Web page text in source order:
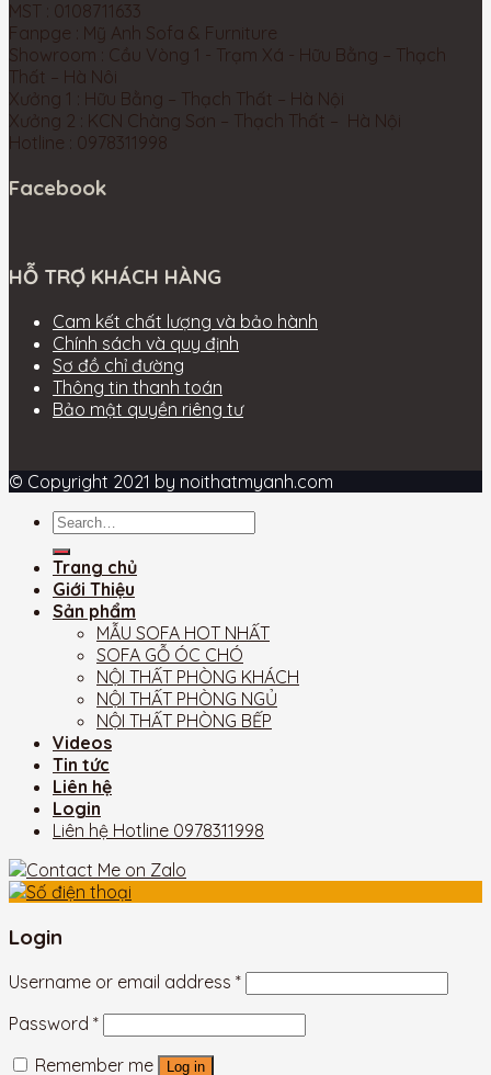
MST : 0108711633
Fanpge : Mỹ Anh Sofa & Furniture
Showroom : Cầu Vòng 1 - Trạm Xá - Hữu Bằng – Thạch
Thất – Hà Nôi
Xưởng 1 : Hữu Bằng – Thạch Thất – Hà Nội
Xưởng 2 : KCN Chàng Sơn – Thạch Thất – Hà Nội
Hotline : 0978311998
Facebook
HỖ TRỢ KHÁCH HÀNG
Cam kết chất lượng và bảo hành
Chính sách và quy định
Sơ đồ chỉ đường
Thông tin thanh toán
Bảo mật quyền riêng tư
© Copyright 2021 by noithatmyanh.com
Trang chủ
Giới Thiệu
Sản phẩm
MẪU SOFA HOT NHẤT
SOFA GỖ ÓC CHÓ
NỘI THẤT PHÒNG KHÁCH
NỘI THẤT PHÒNG NGỦ
NỘI THẤT PHÒNG BẾP
Videos
Tin tức
Liên hệ
Login
Liên hệ Hotline 0978311998
Login
Username or email address *
Password *
Remember me
Log in